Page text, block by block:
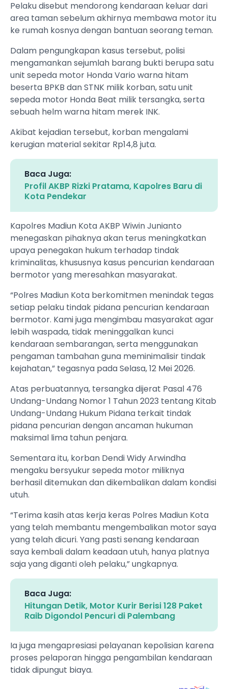
Pelaku disebut mendorong kendaraan keluar dari
area taman sebelum akhirnya membawa motor itu
ke rumah kosnya dengan bantuan seorang teman.
Dalam pengungkapan kasus tersebut, polisi
mengamankan sejumlah barang bukti berupa satu
unit sepeda motor Honda Vario warna hitam
beserta BPKB dan STNK milik korban, satu unit
sepeda motor Honda Beat milik tersangka, serta
sebuah helm warna hitam merek INK.
Akibat kejadian tersebut, korban mengalami
kerugian material sekitar Rp14,8 juta.
Baca Juga:
Profil AKBP Rizki Pratama, Kapolres Baru di
Kota Pendekar
Kapolres Madiun Kota AKBP Wiwin Junianto
menegaskan pihaknya akan terus meningkatkan
upaya penegakan hukum terhadap tindak
kriminalitas, khususnya kasus pencurian kendaraan
bermotor yang meresahkan masyarakat.
“Polres Madiun Kota berkomitmen menindak tegas
setiap pelaku tindak pidana pencurian kendaraan
bermotor. Kami juga mengimbau masyarakat agar
lebih waspada, tidak meninggalkan kunci
kendaraan sembarangan, serta menggunakan
pengaman tambahan guna meminimalisir tindak
kejahatan,” tegasnya pada Selasa, 12 Mei 2026.
Atas perbuatannya, tersangka dijerat Pasal 476
Undang-Undang Nomor 1 Tahun 2023 tentang Kitab
Undang-Undang Hukum Pidana terkait tindak
pidana pencurian dengan ancaman hukuman
maksimal lima tahun penjara.
Sementara itu, korban Dendi Widy Arwindha
mengaku bersyukur sepeda motor miliknya
berhasil ditemukan dan dikembalikan dalam kondisi
utuh.
“Terima kasih atas kerja keras Polres Madiun Kota
yang telah membantu mengembalikan motor saya
yang telah dicuri. Yang pasti senang kendaraan
saya kembali dalam keadaan utuh, hanya platnya
saja yang diganti oleh pelaku,” ungkapnya.
Baca Juga:
Hitungan Detik, Motor Kurir Berisi 128 Paket
Raib Digondol Pencuri di Palembang
Ia juga mengapresiasi pelayanan kepolisian karena
proses pelaporan hingga pengambilan kendaraan
tidak dipungut biaya.